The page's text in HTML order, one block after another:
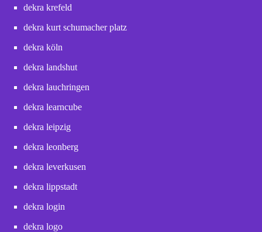
dekra krefeld
dekra kurt schumacher platz
dekra köln
dekra landshut
dekra lauchringen
dekra learncube
dekra leipzig
dekra leonberg
dekra leverkusen
dekra lippstadt
dekra login
dekra logo